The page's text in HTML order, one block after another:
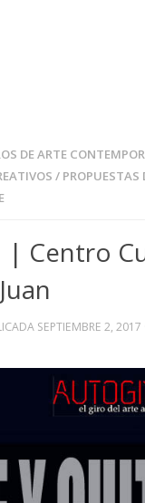
DE ARTE
/ PROPUESTAS
| Centro
SEPTIEMBRE 2, 2017